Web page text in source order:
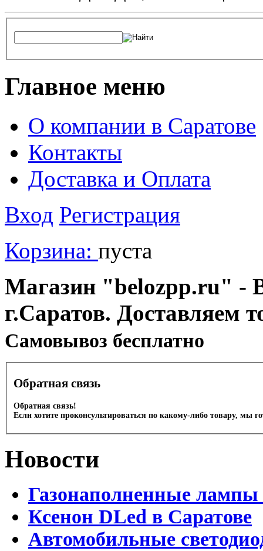
Главное меню
О компании в Саратове
Контакты
Доставка и Оплата
Вход Регистрация
Корзина: пуста
Магазин "belozpp.ru" -
г.Саратов. Доставляем
Cамовывоз бесплатно
Обратная связь
Обратная связь!
Если хотите проконсультироваться по какому-либо товару, мы
Новости
Газонаполненные лампы
Ксенон DLed в Саратове
Автомобильные